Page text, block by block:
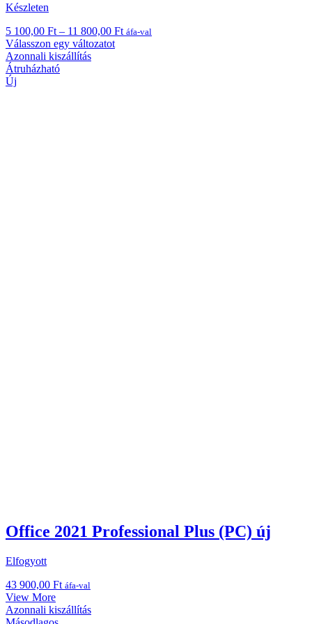
Készleten
5 100,00 Ft – 11 800,00 FtÁrtartomány:
áfa-val
Válasszon egy változatotEnnek
Azonnali kiszállítás
Átruházható
Új
Office 2021 Professional Plus (PC) új
Elfogyott
43 900,00 Ft áfa-val
View More
Azonnali kiszállítás